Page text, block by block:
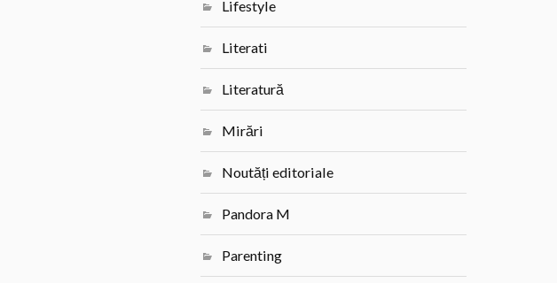
Lifestyle
Literati
Literatură
Mirări
Noutăți editoriale
Pandora M
Parenting